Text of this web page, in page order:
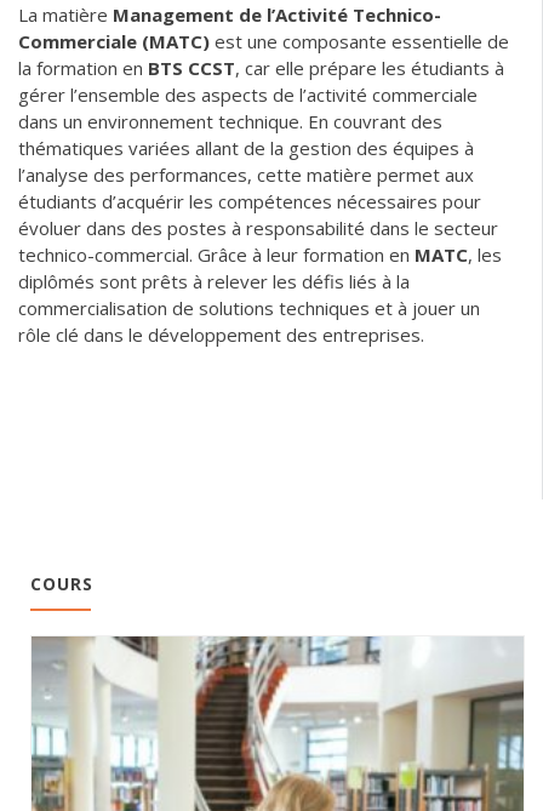
La matière Management de l’Activité Technico-
Commerciale (MATC) est une composante essentielle de
la formation en BTS CCST, car elle prépare les étudiants à
gérer l’ensemble des aspects de l’activité commerciale
dans un environnement technique. En couvrant des
thématiques variées allant de la gestion des équipes à
l’analyse des performances, cette matière permet aux
étudiants d’acquérir les compétences nécessaires pour
évoluer dans des postes à responsabilité dans le secteur
technico-commercial. Grâce à leur formation en MATC, les
diplômés sont prêts à relever les défis liés à la
commercialisation de solutions techniques et à jouer un
rôle clé dans le développement des entreprises.
COURS